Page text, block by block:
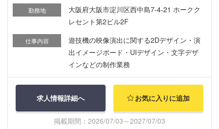
勤務地
大阪府大阪市淀川区西中島7-4-21 ホークク
レセント第2ビル2F
仕事内容
遊技機の映像演出に関する2Dデザイン・演
出イメージボード・UIデザイン・文字デザ
インなどの制作業務
求人情報詳細へ お気に入りに追加
掲載期間：2026/07/03～2027/07/03